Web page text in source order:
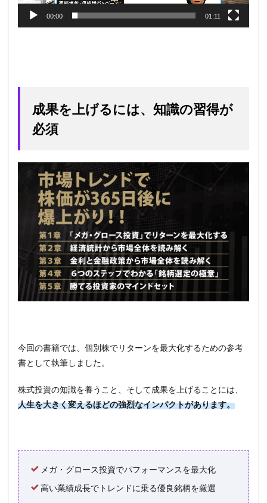
00:00 01:11
成果を上げるには、知識の習得が
必須
今回の書籍では、個別株でリターンを最大化するための参考
書として執筆しました。
株式投資の知識を養うこと、そして成果を上げることには、
人生を大きく変えるほどの強烈なインパクトがあります。
メガ・グロース投資でパフォーマンスを最大化
高い業績成長でトレンドに乗る優良銘柄を厳選